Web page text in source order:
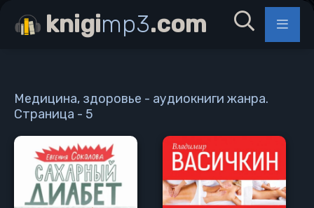
Медицина, здоровье - аудиокниги жанра.
Страница - 5
knigimp3.com